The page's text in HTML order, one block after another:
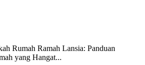
Rumah Ramah Lansia: Panduan
yang Hangat...